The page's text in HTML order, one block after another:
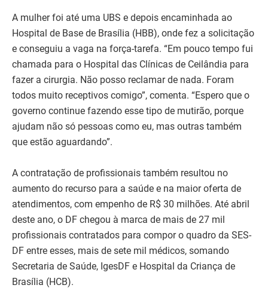
A mulher foi até uma UBS e depois encaminhada ao
Hospital de Base de Brasília (HBB), onde fez a solicitação
e conseguiu a vaga na força-tarefa. “Em pouco tempo fui
chamada para o Hospital das Clínicas de Ceilândia para
fazer a cirurgia. Não posso reclamar de nada. Foram
todos muito receptivos comigo”, comenta. “Espero que o
governo continue fazendo esse tipo de mutirão, porque
ajudam não só pessoas como eu, mas outras também
que estão aguardando”.
A contratação de profissionais também resultou no
aumento do recurso para a saúde e na maior oferta de
atendimentos, com empenho de R$ 30 milhões. Até abril
deste ano, o DF chegou à marca de mais de 27 mil
profissionais contratados para compor o quadro da SES-
DF entre esses, mais de sete mil médicos, somando
Secretaria de Saúde, IgesDF e Hospital da Criança de
Brasília (HCB).